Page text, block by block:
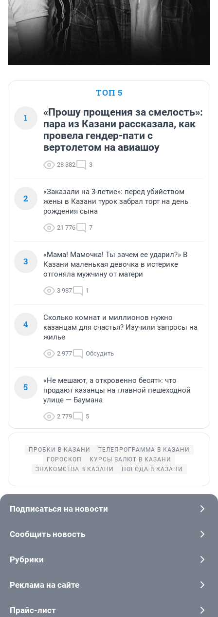
ТОП 5
1
«Прошу прощения за смелость»:
пара из Казани рассказала, как
провела гендер-пати с
вертолетом на авиашоу
28 382 3
2
«Заказали на 3-летие»: перед убийством
жены в Казани турок забрал торт на день
рождения сына
21 776 7
3
«Мама! Мамочка! Ты зачем ее ударил?» В
Казани маленькая девочка в истерике
отгоняла мужчину от матери
3 987 1
4
Сколько комнат и миллионов нужно
казанцам для счастья? Изучили запросы на
жилье
2 977 Обсудить
5
«Не мешают, а откровенно бесят»: что
продают казанцы на главной пешеходной
улице — Баумана
2 779 5
ПРОБКИ В КАЗАНИ
ТЕЛЕПРОГРАММА В КАЗАНИ
ГОРОСКОП
КУРСЫ ВАЛЮТ В КАЗАНИ
ЗНАКОМСТВА В КАЗАНИ
ПОГОДА В КАЗАНИ
Подписаться на новости
Сообщить новость
Рубрики
Реклама на сайте
Прайс-лист